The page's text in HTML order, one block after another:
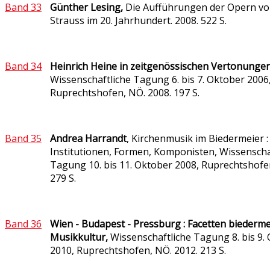
Band 33 Günther Lesing, Die Aufführungen der Opern
Strauss im 20. Jahrhundert. 2008. 522 S.
Band 34
Heinrich Heine in zeitgenössischen
Wissenschaftliche Tagung 6. bis 7. Oktober
Ruprechtshofen, NÖ. 2008. 197 S.
Band 35 Andrea Harrandt, Kirchenmusik im Biedermeier :
Institutionen, Formen, Komponisten,
Tagung 10. bis 11. Oktober 2008,
279 S.
Band 36
Wien - Budapest - Pressburg : Facetten
Musikkultur,Wissenschaftliche Tagung 8. bis 9.
2010, Ruprechtshofen, NÖ. 2012. 213 S.